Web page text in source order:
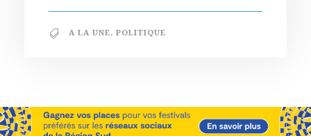
A LA UNE, POLITIQUE